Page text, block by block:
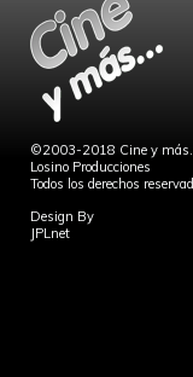
©2003-2018 Cine y
Losino Producciones
Todos los derechos
Design By
JPLnet